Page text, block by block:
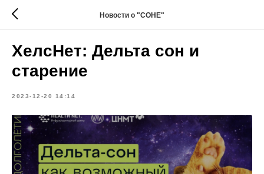
Новости о "СОНЕ"
ХелсНет: Дельта сон и
старение
2023-12-20 14:14